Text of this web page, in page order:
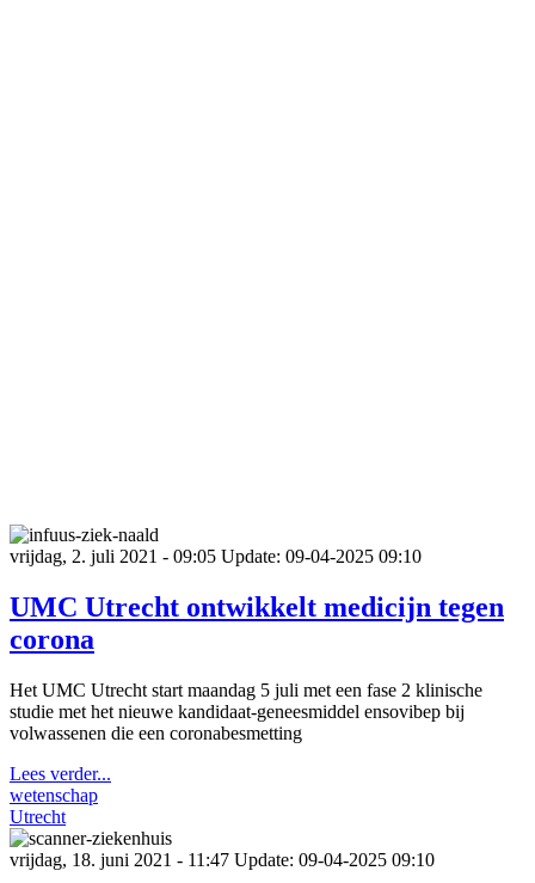
vrijdag, 2. juli 2021 - 09:05 Update: 09-04-2025 09:10
UMC Utrecht ontwikkelt medicijn tegen
corona
Het UMC Utrecht start maandag 5 juli met een fase 2 klinische
studie met het nieuwe kandidaat-geneesmiddel ensovibep bij
volwassenen die een coronabesmetting
Lees verder...
wetenschap
Utrecht
vrijdag, 18. juni 2021 - 11:47 Update: 09-04-2025 09:10